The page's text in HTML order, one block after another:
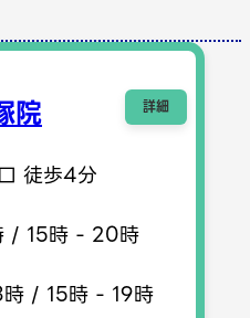
詳細
院
徒歩4分
/ 15時 - 20時
/ 15時 - 19時